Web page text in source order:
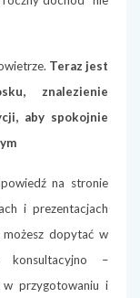
Teraz jest
znalezienie
aby spokojnie
na stronie
i prezentacjach
dopytać w
konsultacyjno –
w przygotowaniu i